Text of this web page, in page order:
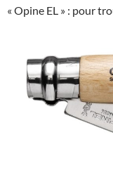
« Opine EL » : pour